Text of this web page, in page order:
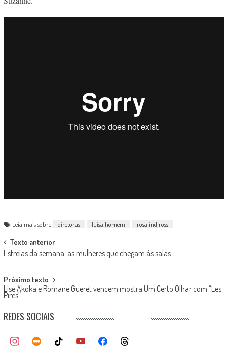
Leia mais sobre diretoras luísa homem rosalind ross
Post
navigation
Texto anterior
Estreias da semana: as mulheres que chegam às salas
Próximo texto
Lise Akoka e Romane Gueret vencem mostra Um Certo Olhar com “Les
Pires”
REDES SOCIAIS